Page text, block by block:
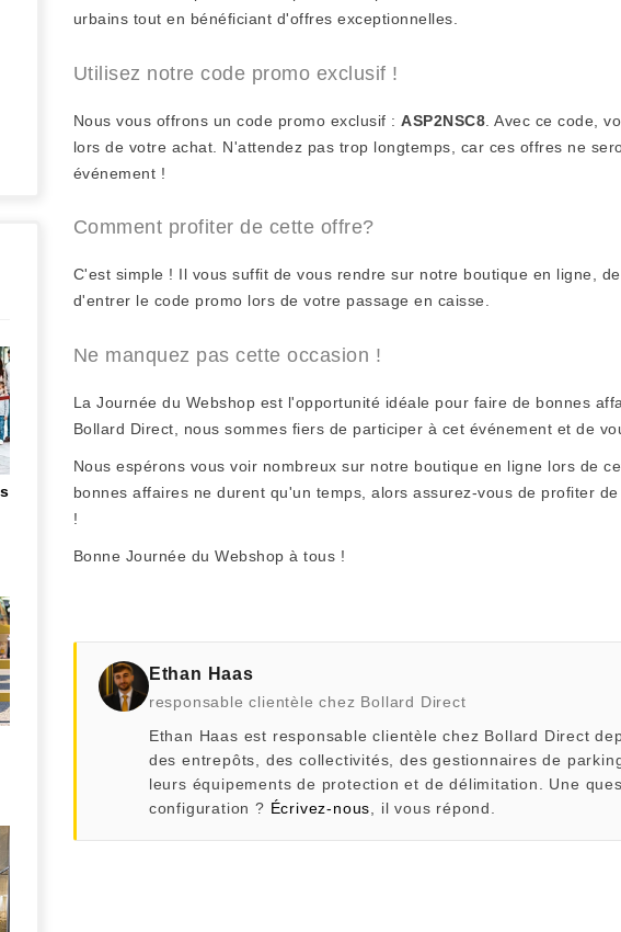
urbains tout en bénéficiant d'offres exceptionnelles.
Utilisez notre code promo exclusif !
Nous vous offrons un code promo exclusif :ASP2NSC8 . Avec ce code,
lors de votre achat. N'attendez pas trop longtemps, car ces offres ne
événement !
Comment profiter de cette offre?
C'est simple ! Il vous suffit de vous rendre sur notre boutique en ligne,
d'entrer le code promo lors de votre passage en caisse.
Ne manquez pas cette occasion !
La Journée du Webshop est l'opportunité idéale pour faire de bonnes
Bollard Direct, nous sommes fiers de participer à cet événement et de
Nous espérons vous voir nombreux sur notre boutique en ligne lors de
bonnes affaires ne durent qu'un temps, alors assurez-vous de profiter
!
Bonne Journée du Webshop à tous !
Ethan Haas
responsable clientèle chez Bollard Direct
Ethan Haas est responsable clientèle chez Bollard Direct
des entrepôts, des collectivités, des gestionnaires de
leurs équipements de protection et de délimitation. Une
configuration ? Écrivez-nous , il vous répond.